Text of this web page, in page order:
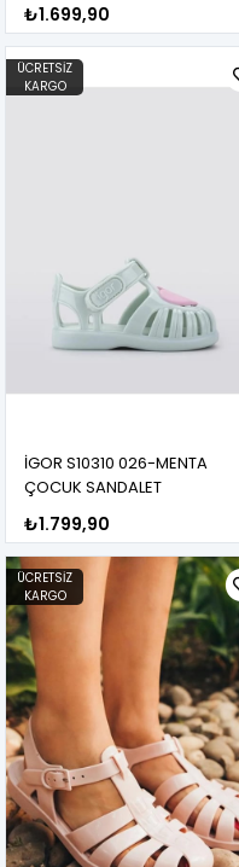
₺1.699,90
İGOR S10310 026-MENTA
ÇOCUK SANDALET
₺1.799,90
ÜCRETSIZ
KARGO
ÜCRETSIZ
KARGO